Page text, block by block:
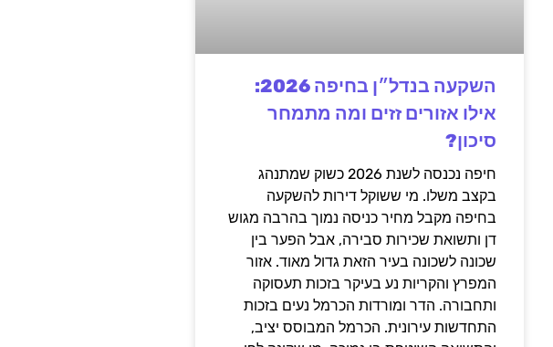
השקעה בנדל״ן בחיפה 2026:
אילו אזורים זזים ומה מתמחר
סיכון?
חיפה נכנסה לשנת 2026 כשוק שמתנהג
בקצב משלו. מי ששוקל דירות להשקעה
בחיפה מקבל מחיר כניסה נמוך בהרבה מגוש
דן ותשואת שכירות סבירה, אבל הפער בין
שכונה לשכונה בעיר הזאת גדול מאוד. אזור
המפרץ והקריות נע בעיקר בזכות תעסוקה
ותחבורה. הדר ומורדות הכרמל נעים בזכות
התחדשות עירונית. הכרמל המבוסס יציב,